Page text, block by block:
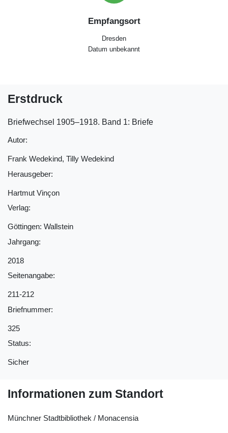
Empfangsort
Dresden
Datum unbekannt
Erstdruck
Briefwechsel 1905‒1918. Band 1: Briefe
Autor:
Frank Wedekind, Tilly Wedekind
Herausgeber:
Hartmut Vinçon
Verlag:
Göttingen: Wallstein
Jahrgang:
2018
Seitenangabe:
211-212
Briefnummer:
325
Status:
Sicher
Informationen zum Standort
Münchner Stadtbibliothek / Monacensia